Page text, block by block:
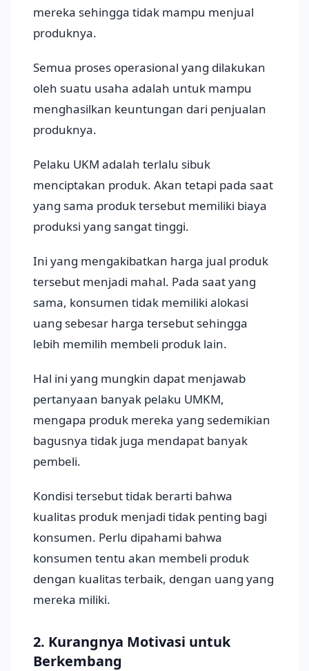
mereka sehingga tidak mampu menjual
produknya.
Semua proses operasional yang dilakukan
oleh suatu usaha adalah untuk mampu
menghasilkan keuntungan dari penjualan
produknya.
Pelaku UKM adalah terlalu sibuk
menciptakan produk. Akan tetapi pada saat
yang sama produk tersebut memiliki biaya
produksi yang sangat tinggi.
Ini yang mengakibatkan harga jual produk
tersebut menjadi mahal. Pada saat yang
sama, konsumen tidak memiliki alokasi
uang sebesar harga tersebut sehingga
lebih memilih membeli produk lain.
Hal ini yang mungkin dapat menjawab
pertanyaan banyak pelaku UMKM,
mengapa produk mereka yang sedemikian
bagusnya tidak juga mendapat banyak
pembeli.
Kondisi tersebut tidak berarti bahwa
kualitas produk menjadi tidak penting bagi
konsumen. Perlu dipahami bahwa
konsumen tentu akan membeli produk
dengan kualitas terbaik, dengan uang yang
mereka miliki.
2. Kurangnya Motivasi untuk
Berkembang